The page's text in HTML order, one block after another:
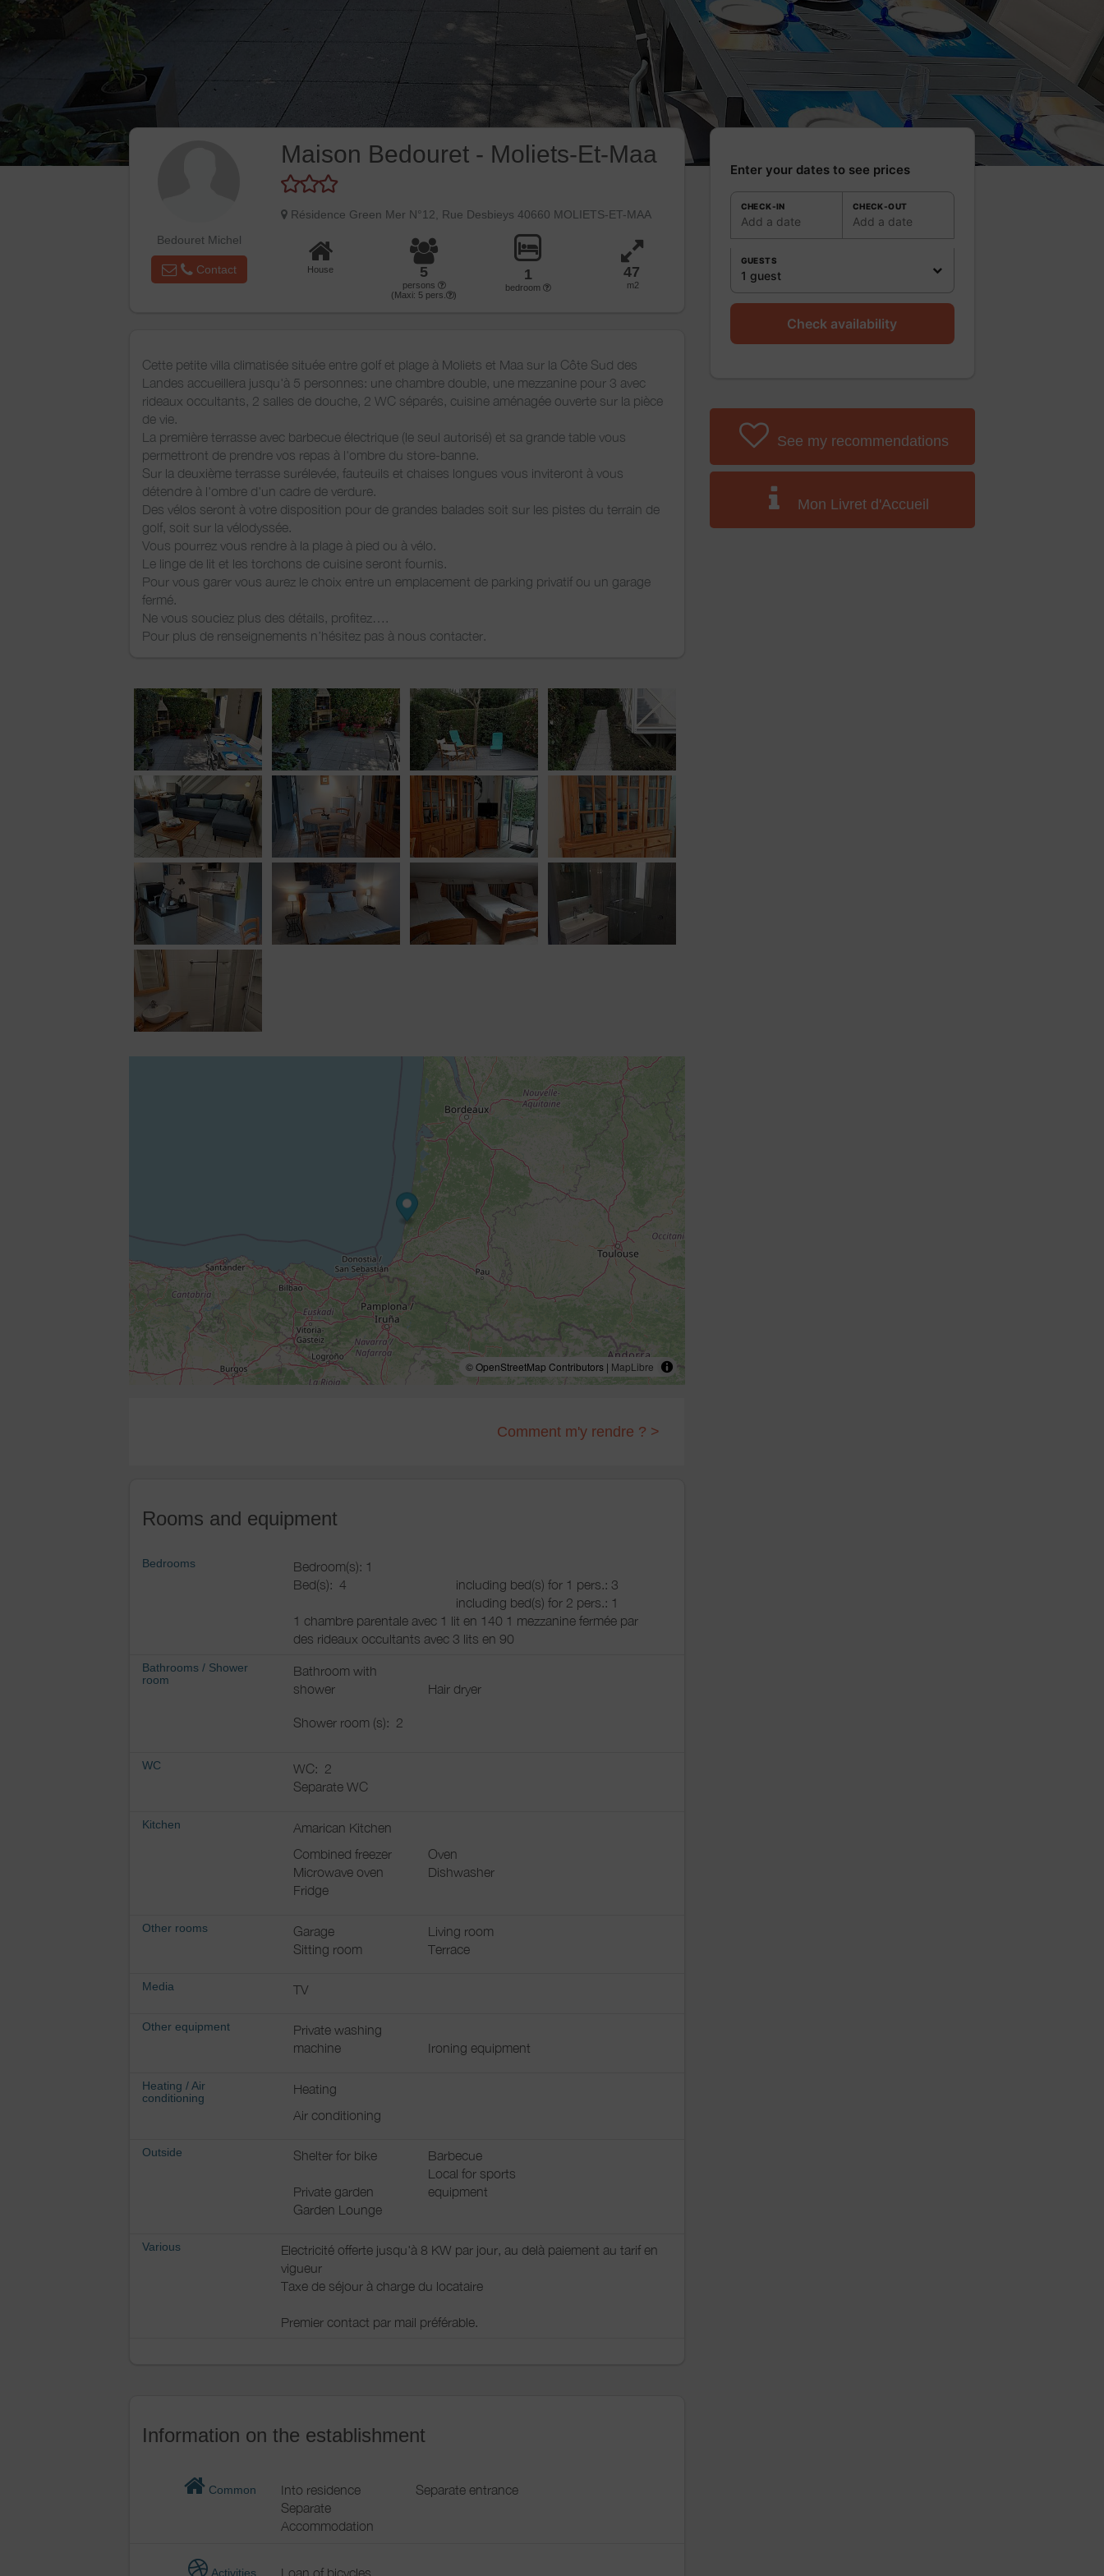
Bedouret Michel
Contact
Maison Bedouret - Moliets-Et-Maa
Résidence Green Mer N°12, Rue Desbieys 40660 MOLIETS-ET-MAA
House 5
persons
(Maxi: 5 pers. )
1
bedroom
47
m2
Cette petite villa climatisée située entre golf et plage à Moliets et Maa sur la Côte Sud des
Landes accueillera jusqu'à 5 personnes: une chambre double, une mezzanine pour 3 avec
rideaux occultants, 2 salles de douche, 2 WC séparés, cuisine aménagée ouverte sur la pièce
de vie.
La première terrasse avec barbecue électrique (le seul autorisé) et sa grande table vous
permettront de prendre vos repas à l'ombre du store-banne.
Sur la deuxième terrasse surélevée, fauteuils et chaises longues vous inviteront à vous
détendre à l'ombre d'un cadre de verdure.
Des vélos seront à votre disposition pour de grandes balades soit sur les pistes du terrain de
golf, soit sur la vélodyssée.
Vous pourrez vous rendre à la plage à pied ou à vélo.
Le linge de lit et les torchons de cuisine seront fournis.
Pour vous garer vous aurez le choix entre un emplacement de parking privatif ou un garage
fermé.
Ne vous souciez plus des détails, profitez….
Pour plus de renseignements n’hésitez pas à nous contacter.
© OpenStreetMap Contributors | MapLibre
Comment m'y rendre ? >
Rooms and equipment
Bedrooms
Bedroom(s): 1
Bed(s): 4
including bed(s) for 1 pers.: 3
including bed(s) for 2 pers.: 1
1 chambre parentale avec 1 lit en 140 1 mezzanine fermée par
des rideaux occultants avec 3 lits en 90
Bathrooms / Shower
room
Bathroom with
shower
Hair dryer
Shower room (s): 2
WC WC: 2
Separate WC
Kitchen
Amarican Kitchen
Combined freezer
Oven
Microwave oven
Dishwasher
Fridge
Other rooms Garage
Living room
Sitting room
Terrace
Media TV
Other equipment
Private washing
machine
Ironing equipment
Heating / Air
conditioning
Heating
Air conditioning
Outside Shelter for bike Barbecue
Private garden
Local for sports
equipment
Garden Lounge
Various
Electricité offerte jusqu'à 8 KW par jour, au delà paiement au tarif en
vigueur
Taxe de séjour à charge du locataire
Premier contact par mail préférable.
Information on the establishment
Common Into residence
Separate entrance
Separate
Accommodation
Activities Loan of bicycles
Enter your dates to see prices
CHECK-IN
Add a date
CHECK-OUT
Add a date
GUESTS
1 guest
Check availability
See my recommendations
Mon Livret d'Accueil